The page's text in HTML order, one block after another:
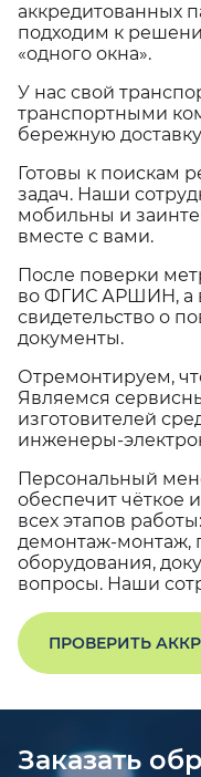
аккредитованных
подходим к
«одного окна».
У нас свой
транспортными
бережную
Готовы к поискам
задач. Наши
мобильны и
вместе с вами.
После поверки
во ФГИС АРШИН, а
свидетельство о
документы.
Отремонтируем,
Являемся
изготовителей
инженеры-
Персональный
обеспечит чёткое
всех этапов
демонтаж-монтаж,
оборудования,
вопросы. Наши
ПРОВЕРИТЬ
Заказать